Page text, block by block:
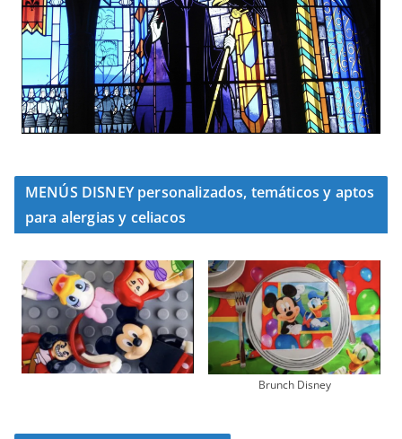
MENÚS DISNEY personalizados, temáticos y aptos
para alergias y celiacos
Brunch Disney